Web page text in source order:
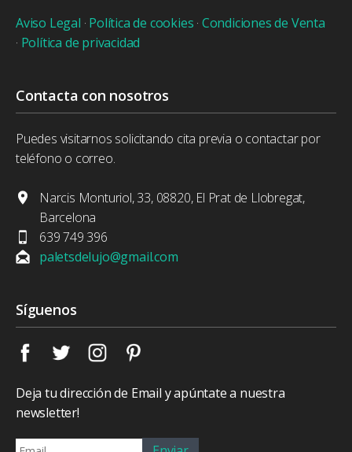
Aviso Legal · Política de cookies · Condiciones de Venta
· Política de privacidad
Contacta con nosotros
Puedes visitarnos solicitando cita previa o contactar por
teléfono o correo.
Narcis Monturiol, 33, 08820, El Prat de Llobregat,
Barcelona
639 749 396
paletsdelujo@gmail.com
Síguenos
Deja tu dirección de Email y apúntate a nuestra
newsletter!